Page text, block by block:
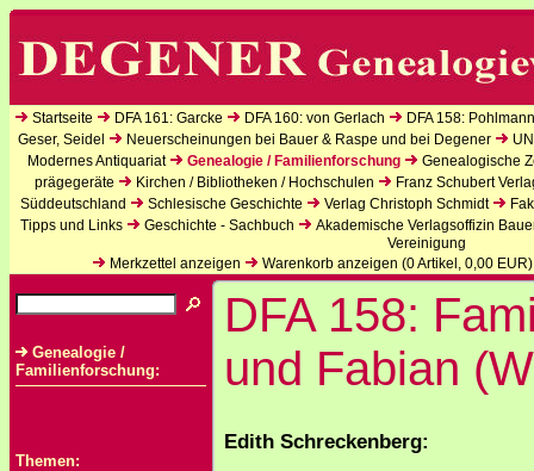
Startseite DFA 161: Garcke DFA 160: von Gerlach
DFA 158:
Geser, Seidel
Neuerscheinungen bei Bauer & Raspe und bei Degener
Modernes Antiquariat
Genealogie / Familienforschung
Genealogische
prägegeräte
Kirchen / Bibliotheken / Hochschulen
Franz Schubert
Süddeutschland
Schlesische Geschichte Verlag Christoph Schmidt
Tipps und Links
Geschichte - Sachbuch
Akademische Verlagsoffizin
Vereinigung
Merkzettel anzeigen
Warenkorb anzeigen (0Artikel, 0,00 EUR)
Genealogie /
Familienforschung:
Themen:
DFA 158:
und Fabian
Edith Schreckenberg: